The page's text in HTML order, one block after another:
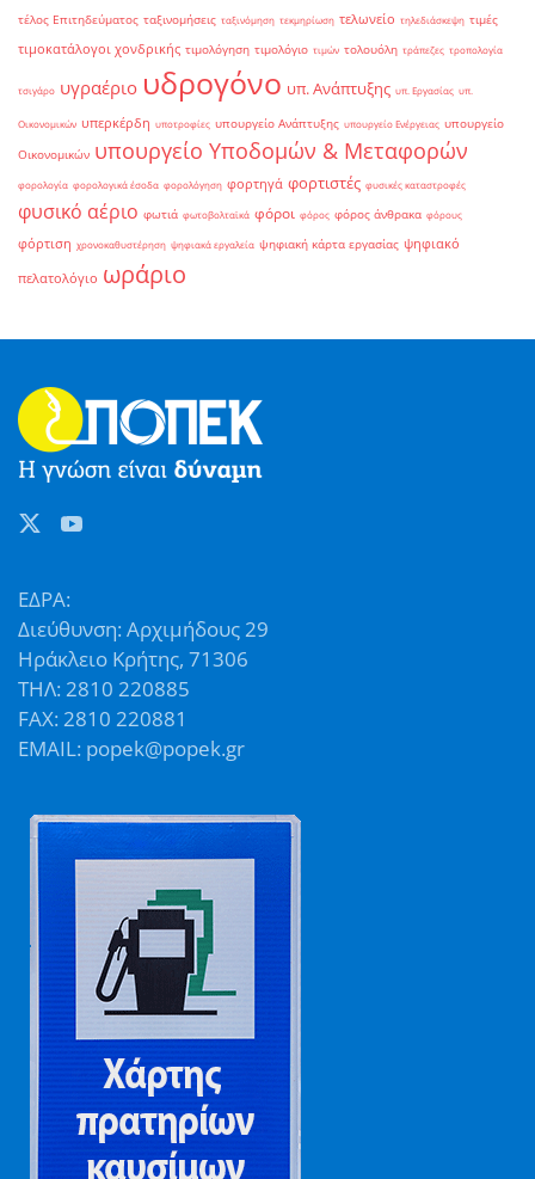
τέλος Επιτηδεύματος ταξινομήσεις ταξινόμηση τεκμηρίωση τελωνείο τηλεδιάσκεψη τιμές
τιμοκατάλογοι χονδρικής τιμολόγηση τιμολόγιο τιμών τολουόλη τράπεζες τροπολογία
τσιγάρο υγραέριο υδρογόνο υπ. Ανάπτυξης υπ. Εργασίας υπ.
Οικονομικών υπερκέρδη υποτροφίες υπουργείο Ανάπτυξης υπουργείο Ενέργειας υπουργείο
Οικονομικών υπουργείο Υποδομών & Μεταφορών
φορολογία φορολογικά έσοδα φορολόγηση φορτηγά φορτιστές φυσικές καταστροφές
φυσικό αέριο φωτιά φωτοβολταϊκά φόροι φόρος φόρος άνθρακα φόρους
φόρτιση χρονοκαθυστέρηση ψηφιακά εργαλεία ψηφιακή κάρτα εργασίας ψηφιακό
πελατολόγιο ωράριο
ΕΔΡΑ:
Διεύθυνση: Αρχιμήδους 29
Ηράκλειο Κρήτης, 71306
ΤΗΛ: 2810 220885
FAX: 2810 220881
EMAIL: popek@popek.gr